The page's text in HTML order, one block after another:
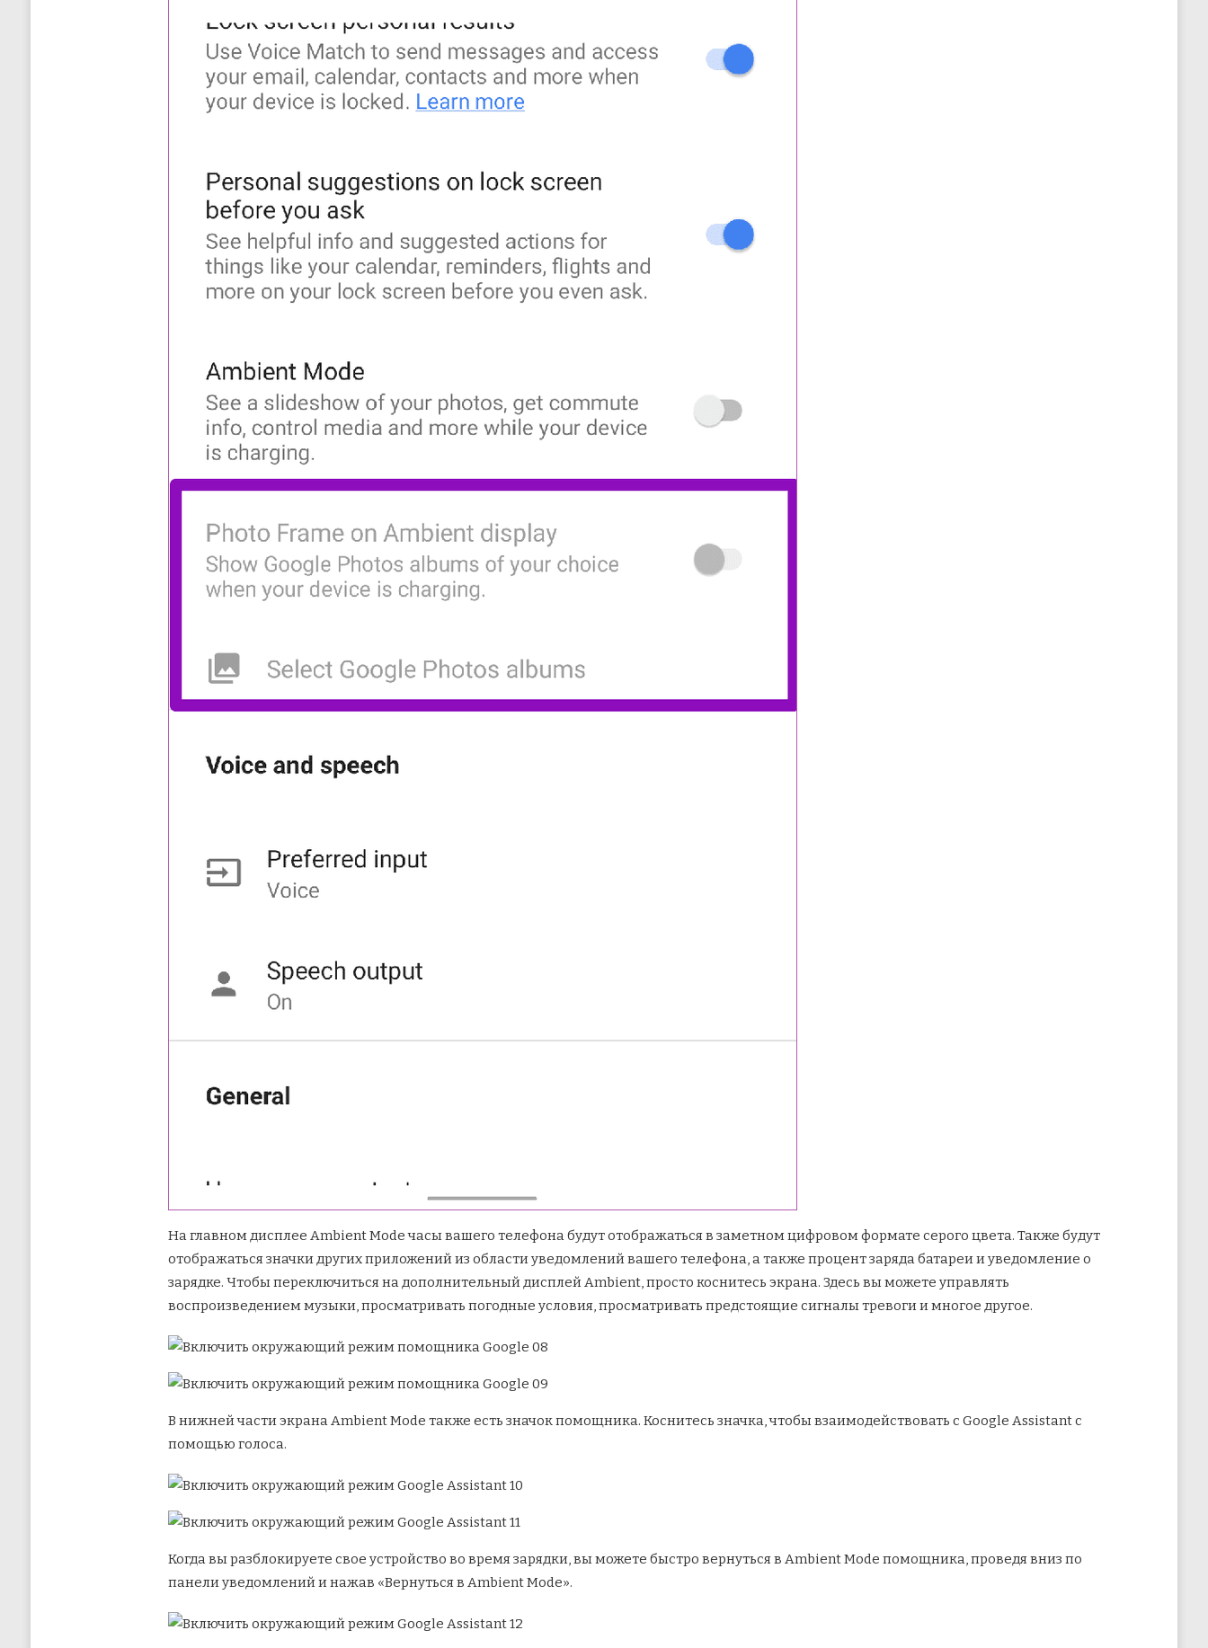
На главном дисплее Ambient Mode часы вашего телефона будут отображаться в заметном цифровом формате серого цвета. Также будут
отображаться значки других приложений из области уведомлений вашего телефона, а также процент заряда батареи и уведомление о
зарядке. Чтобы переключиться на дополнительный дисплей Ambient, просто коснитесь экрана. Здесь вы можете управлять
воспроизведением музыки, просматривать погодные условия, просматривать предстоящие сигналы тревоги и многое другое.
В нижней части экрана Ambient Mode также есть значок помощника. Коснитесь значка, чтобы взаимодействовать с Google Assistant с
помощью голоса.
Когда вы разблокируете свое устройство во время зарядки, вы можете быстро вернуться в Ambient Mode помощника, проведя вниз по
панели уведомлений и нажав «Вернуться в Ambient Mode».